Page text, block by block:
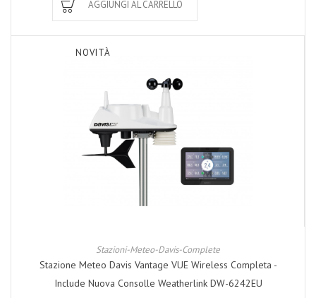
AGGIUNGI AL CARRELLO
NOVITÀ
Stazioni-Meteo-Davis-Complete
Stazione Meteo Davis Vantage VUE Wireless Completa -
Include Nuova Consolle Weatherlink DW-6242EU